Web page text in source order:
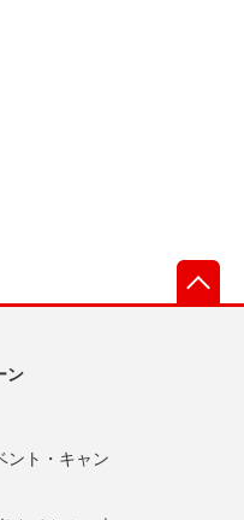
ン
ント・キャン